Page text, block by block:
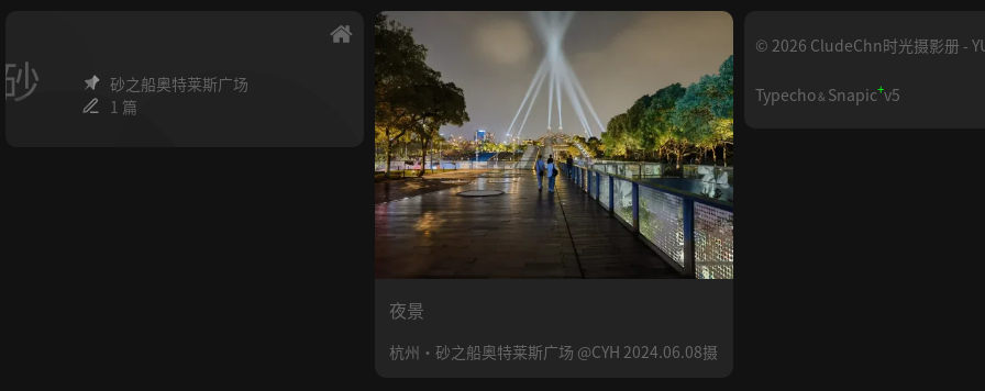
砂之船奥特莱斯广场
1 篇
夜景
杭州·砂之船奥特莱斯广场 @CYH 2024.06.08摄
© 2026 CludeChn时光摄影册 -
Typecho& Snapic+v5